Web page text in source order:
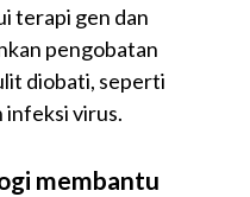
terapi gen dan
pengobatan
diobati, seperti
infeksi virus.
membantu